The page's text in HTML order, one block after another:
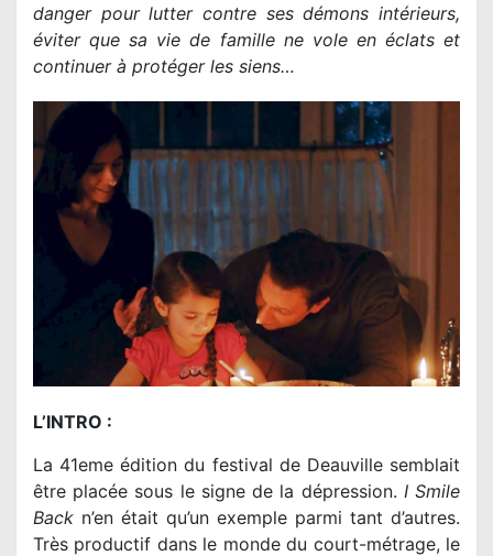
danger pour lutter contre ses démons intérieurs,
éviter que sa vie de famille ne vole en éclats et
continuer à protéger les siens…
L’INTRO :
La 41eme édition du festival de Deauville semblait
être placée sous le signe de la dépression. I Smile
Back n’en était qu’un exemple parmi tant d’autres.
Très productif dans le monde du court-métrage, le